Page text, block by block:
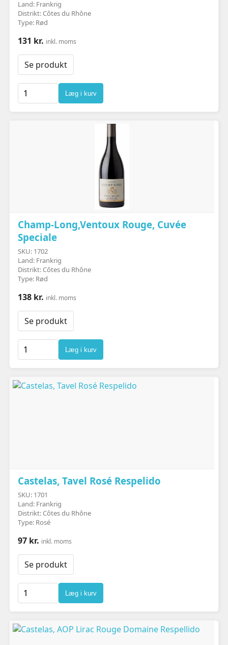
Land: Frankrig
Distrikt: Côtes du Rhône
Type: Rød
131 kr. inkl. moms
Se produkt
Læg i kurv
Champ-Long,Ventoux Rouge, Cuvée
Speciale
SKU: 1702
Land: Frankrig
Distrikt: Côtes du Rhône
Type: Rød
138 kr. inkl. moms
Se produkt
Læg i kurv
Castelas, Tavel Rosé Respelido
SKU: 1701
Land: Frankrig
Distrikt: Côtes du Rhône
Type: Rosé
97 kr. inkl. moms
Se produkt
Læg i kurv